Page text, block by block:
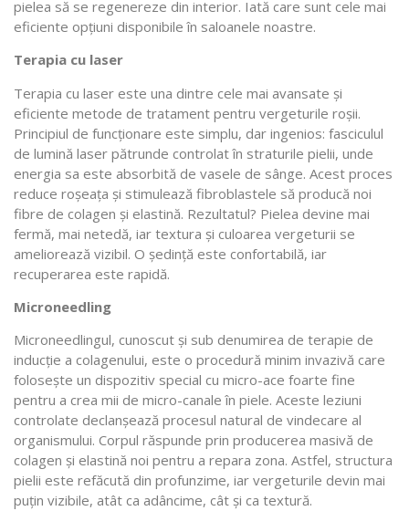
pielea să se regenereze din interior. Iată care sunt cele mai
eficiente opțiuni disponibile în saloanele noastre.
Terapia cu laser
Terapia cu laser este una dintre cele mai avansate și
eficiente metode de tratament pentru vergeturile roșii.
Principiul de funcționare este simplu, dar ingenios: fasciculul
de lumină laser pătrunde controlat în straturile pielii, unde
energia sa este absorbită de vasele de sânge. Acest proces
reduce roșeața și stimulează fibroblastele să producă noi
fibre de colagen și elastină. Rezultatul? Pielea devine mai
fermă, mai netedă, iar textura și culoarea vergeturii se
ameliorează vizibil. O ședință este confortabilă, iar
recuperarea este rapidă.
Microneedling
Microneedlingul, cunoscut și sub denumirea de terapie de
inducție a colagenului, este o procedură minim invazivă care
folosește un dispozitiv special cu micro-ace foarte fine
pentru a crea mii de micro-canale în piele. Aceste leziuni
controlate declanșează procesul natural de vindecare al
organismului. Corpul răspunde prin producerea masivă de
colagen și elastină noi pentru a repara zona. Astfel, structura
pielii este refăcută din profunzime, iar vergeturile devin mai
puțin vizibile, atât ca adâncime, cât și ca textură.